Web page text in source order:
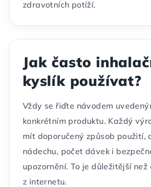
zdravotních potíží.
Jak často
kyslík používat?
Vždy se řiďte návodem
konkrétním produktu. Každý
mít doporučený způsob použití,
nádechu, počet dávek i
upozornění. To je důležitější
z internetu.